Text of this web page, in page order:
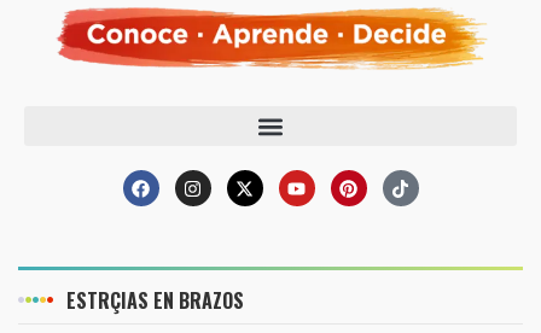
ESTRÇIAS EN BRAZOS